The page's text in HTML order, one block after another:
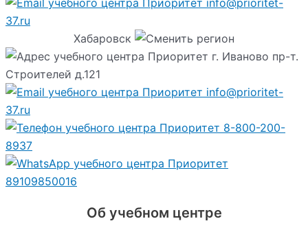
37.ru
Хабаровск
г. Иваново пр-т.
Строителей д.121
info@prioritet-
37.ru
8-800-200-
8937
89109850016
Об учебном центре